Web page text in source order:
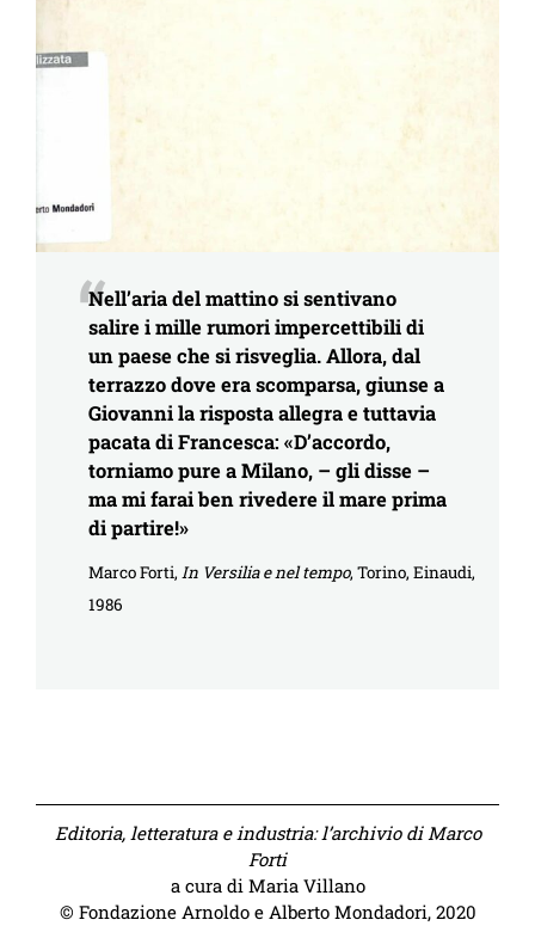
Nell’aria del mattino si sentivano
salire i mille rumori impercettibili di
un paese che si risveglia. Allora, dal
terrazzo dove era scomparsa, giunse a
Giovanni la risposta allegra e tuttavia
pacata di Francesca: «D’accordo,
torniamo pure a Milano, – gli disse –
ma mi farai ben rivedere il mare prima
di partire!»
Marco Forti, In Versilia e nel tempo, Torino, Einaudi,
1986
Editoria, letteratura e industria: l’archivio di Marco
Forti
a cura di Maria Villano
© Fondazione Arnoldo e Alberto Mondadori, 2020